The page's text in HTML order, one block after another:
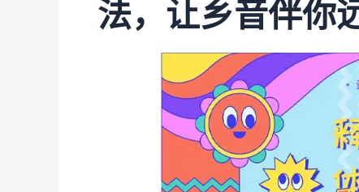
法，让乡音伴你